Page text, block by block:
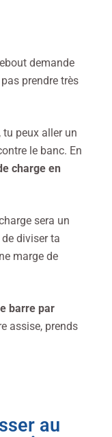
demande
prendre très
tu peux aller un
le banc. En
charge en
sera un
diviser ta
marge de
barre par
assise, prends
au